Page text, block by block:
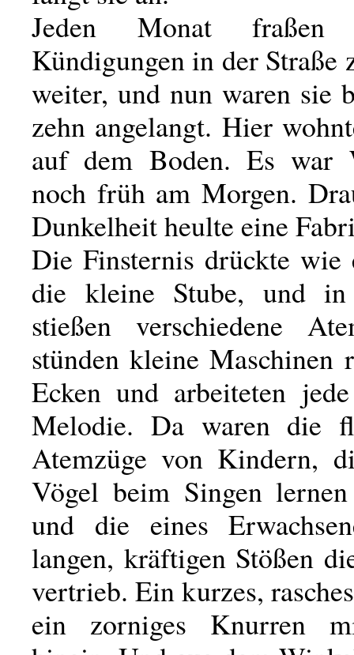
Jeden Monat
Kündigungen in der Straße
weiter, und nun waren sie
zehn angelangt. Hier
auf dem Boden. Es war
noch früh am Morgen.
Dunkelheit heulte eine
Die Finsternis drückte
die kleine Stube, und
stießen verschiedene
stünden kleine Maschinen
Ecken und arbeiteten
Melodie. Da waren die
Atemzüge von Kindern,
Vögel beim Singen
und die eines
langen, kräftigen Stößen
vertrieb. Ein kurzes,
ein zorniges Knurren